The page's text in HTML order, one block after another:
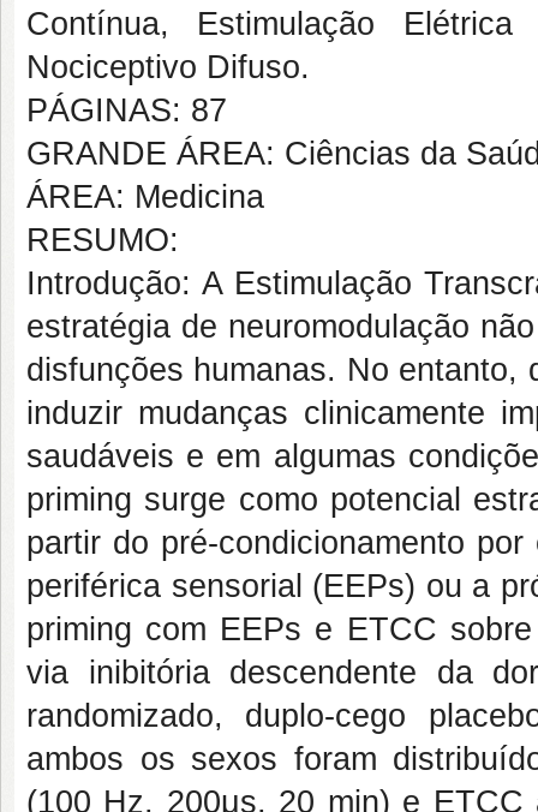
Contínua, Estimulação
Nociceptivo Difuso.
PÁGINAS: 87
GRANDE ÁREA: Ciências da
ÁREA: Medicina
RESUMO:
Introdução: A Estimulação
estratégia de neuromodulação
disfunções humanas. No entanto,
induzir mudanças clinicamente
saudáveis e em algumas
priming surge como potencial
partir do pré-condicionamento
periférica sensorial (EEPs) ou a
priming com EEPs e ETCC
via inibitória descendente da
randomizado, duplo-cego
ambos os sexos foram
(100 Hz, 200μs, 20 min) e